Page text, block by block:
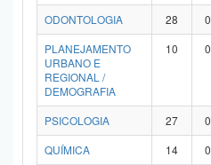
ODONTOLOGIA
28 0
PLANEJAMENTO
URBANO E
REGIONAL /
DEMOGRAFIA
10 0
PSICOLOGIA 27 0
QUÍMICA
14 0